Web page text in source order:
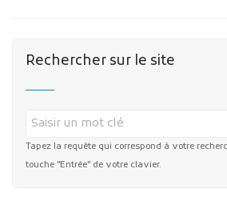
Rechercher sur le site
Tapez la requête qui correspond à votre
touche "Entrée" de votre clavier.